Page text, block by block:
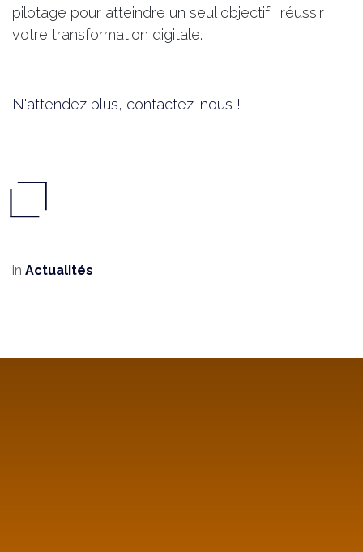
pilotage pour atteindre un seul objectif : réussir
votre transformation digitale.
N'attendez plus, contactez-nous !
in Actualités